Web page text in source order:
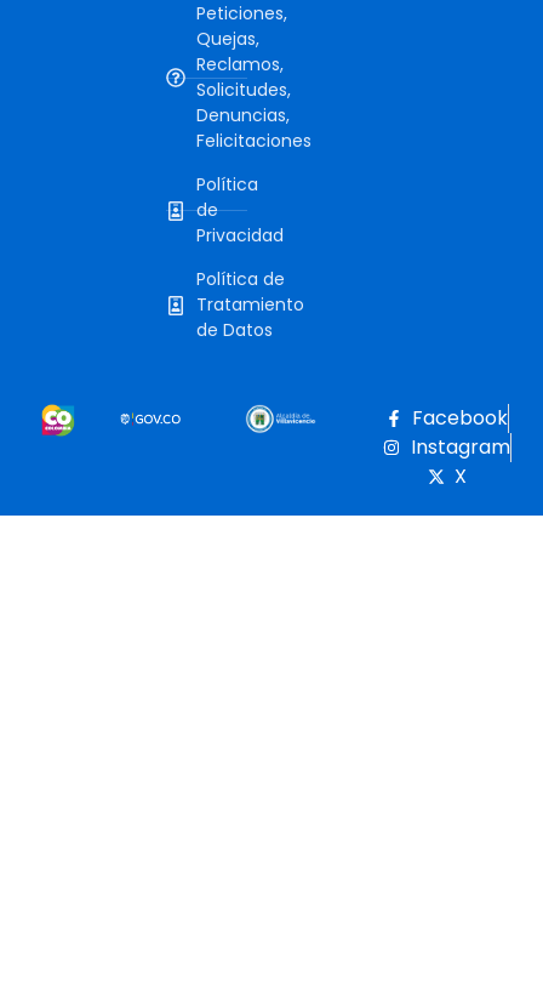
Peticiones,
Quejas,
Reclamos,
Solicitudes,
Denuncias,
Felicitaciones
Política
de
Privacidad
Política de
Tratamiento
de Datos
Facebook
Instagram
X